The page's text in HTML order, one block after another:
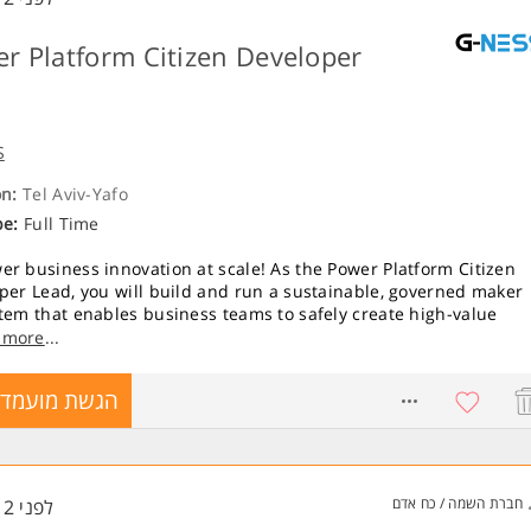
Platform Citizen Developer
Tel Aviv-Yafo
Full Time
business innovation at scale! As the Power Platform Citizen
Lead, you will build and run a sustainable, governed maker
that enables business teams to safely create high-value
within enterprise guardrails.
Setup FinOps: Own environment strategies, tenant settings,
and billing/cost-attribution models for Power Apps, Power
ALM Guardrails: Enforce ALM processes and automated
to protect data, manage app lifecycles, and prevent
...
הגשת
חברת השמה / כח אדם לפני 12 שעות